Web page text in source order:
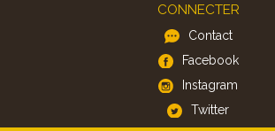
CONNECTER
Contact
Facebook
Instagram
Twitter